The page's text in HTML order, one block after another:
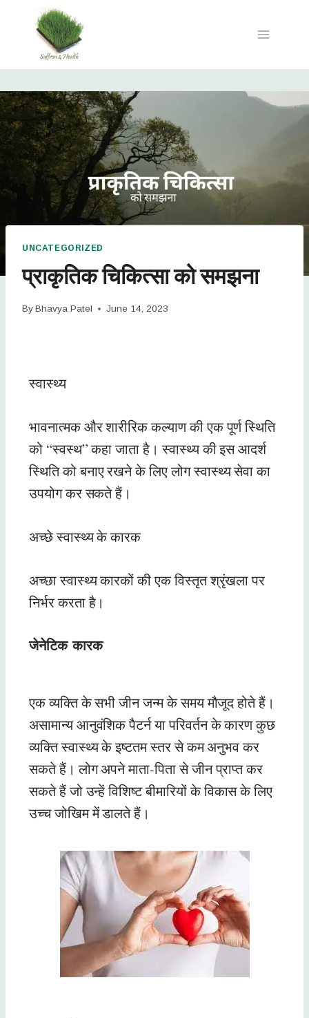
UNCATEGORIZED
प्राकृतिक चिकित्सा को समझना
By Bhavya Patel June 14, 2023
स्वास्थ्य
भावनात्मक और शारीरिक कल्याण की एक पूर्ण स्थिति
को “स्वस्थ” कहा जाता है। स्वास्थ्य की इस आदर्श
स्थिति को बनाए रखने के लिए लोग स्वास्थ्य सेवा का
उपयोग कर सकते हैं।
अच्छे स्वास्थ्य के कारक
अच्छा स्वास्थ्य कारकों की एक विस्तृत श्रृंखला पर
निर्भर करता है।
जेनेटिक कारक
एक व्यक्ति के सभी जीन जन्म के समय मौजूद होते हैं।
असामान्य आनुवंशिक पैटर्न या परिवर्तन के कारण कुछ
व्यक्ति स्वास्थ्य के इष्टतम स्तर से कम अनुभव कर
सकते हैं। लोग अपने माता-पिता से जीन प्राप्त कर
सकते हैं जो उन्हें विशिष्ट बीमारियों के विकास के लिए
उच्च जोखिम में डालते हैं।